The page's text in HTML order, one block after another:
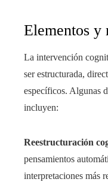
Elementos y
La intervención
ser estructurada,
específicos. Algunas
incluyen:
Reestructuración
pensamientos
interpretaciones más